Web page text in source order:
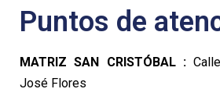
Puntos de
MATRIZ SAN CRISTÓBAL :
José Flores